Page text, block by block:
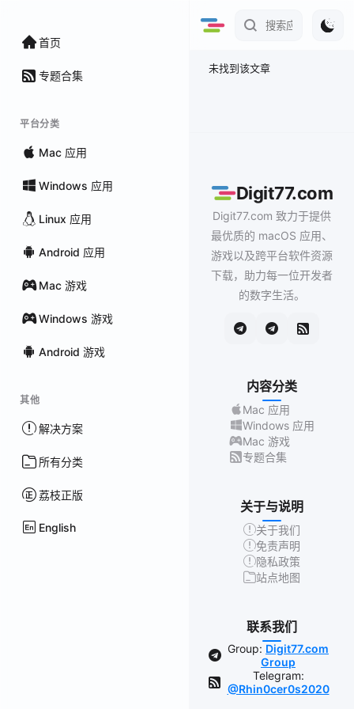
首页
专题合集
平台分类
Mac 应用
Windows 应用
Linux 应用
Android 应用
Mac 游戏
Windows 游戏
Android 游戏
其他
解决方案
所有分类
荔枝正版
English
未找到该文章
Digit77.com
Digit77.com 致力于提供
最优质的 macOS 应用、
游戏以及跨平台软件资源
下载，助力每一位开发者
的数字生活。
内容分类
Mac 应用
Windows 应用
Mac 游戏
专题合集
关于与说明
关于我们
免责声明
隐私政策
站点地图
联系我们
Group: Digit77.com
Group
Telegram:
@Rhin0cer0s2020